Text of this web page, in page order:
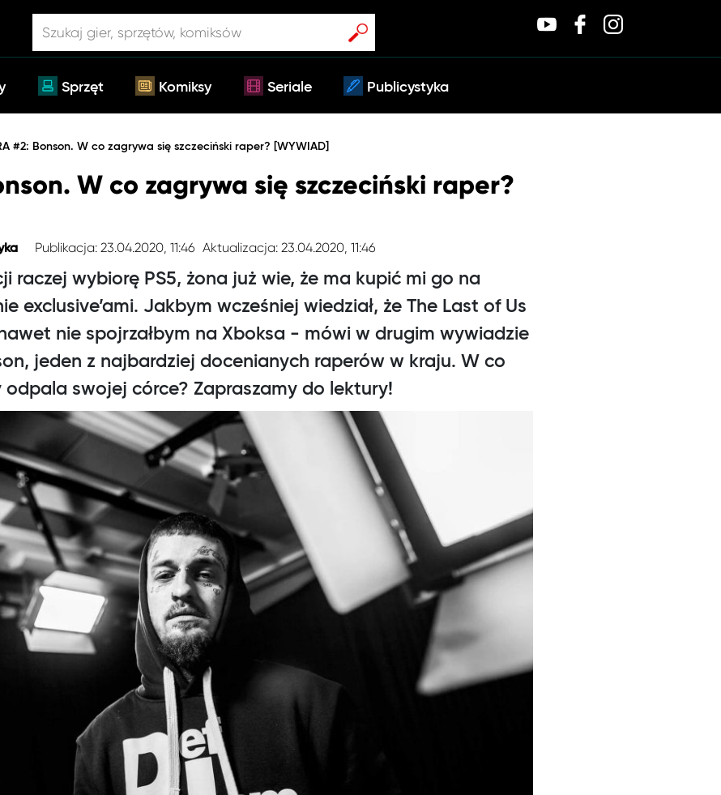
Sprzęt Komiksy Seriale Publicystyka
#2: Bonson. W co zagrywa się szczeciński raper? [WYWIAD]
W co zagrywa się szczeciński raper?
Publikacja: 23.04.2020, 11:46 Aktualizacja: 23.04.2020, 11:46
raczej wybiorę PS5, żona już wie, że ma kupić mi go na
exclusive’ami. Jakbym wcześniej wiedział, że The Last of Us
nie spojrzałbym na Xboksa - mówi w drugim wywiadzie
jeden z najbardziej docenianych raperów w kraju. W co
odpala swojej córce? Zapraszamy do lektury!